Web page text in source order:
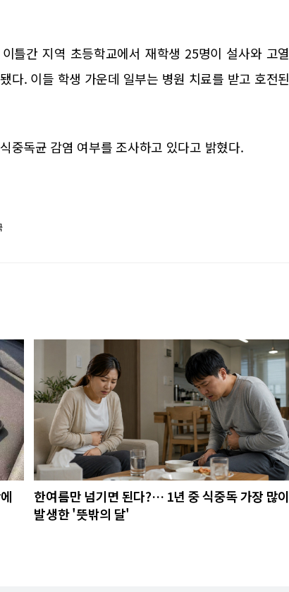
틀간 지역 초등학교에서 재학생 25명이 설사와 고열
다. 이들 학생 가운데 일부는 병원 치료를 받고 호전된
중독균 감염 여부를 조사하고 있다고 밝혔다.
한여름만 넘기면 된다?… 1년 중 식중독 가장 많이
발생한 '뜻밖의 달'